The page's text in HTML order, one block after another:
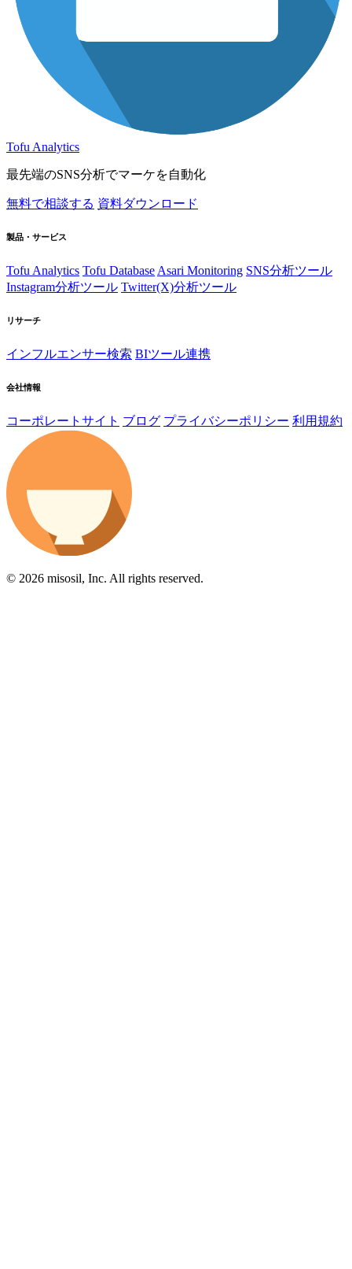
Tofu Analytics
最先端のSNS分析でマーケを自動化
無料で相談する 資料ダウンロード
製品・サービス
Tofu Analytics Tofu Database Asari Monitoring SNS分析ツール
Instagram分析ツール Twitter(X)分析ツール
リサーチ
インフルエンサー検索 BIツール連携
会社情報
コーポレートサイト ブログ プライバシーポリシー 利用規約
© 2026 misosil, Inc. All rights reserved.